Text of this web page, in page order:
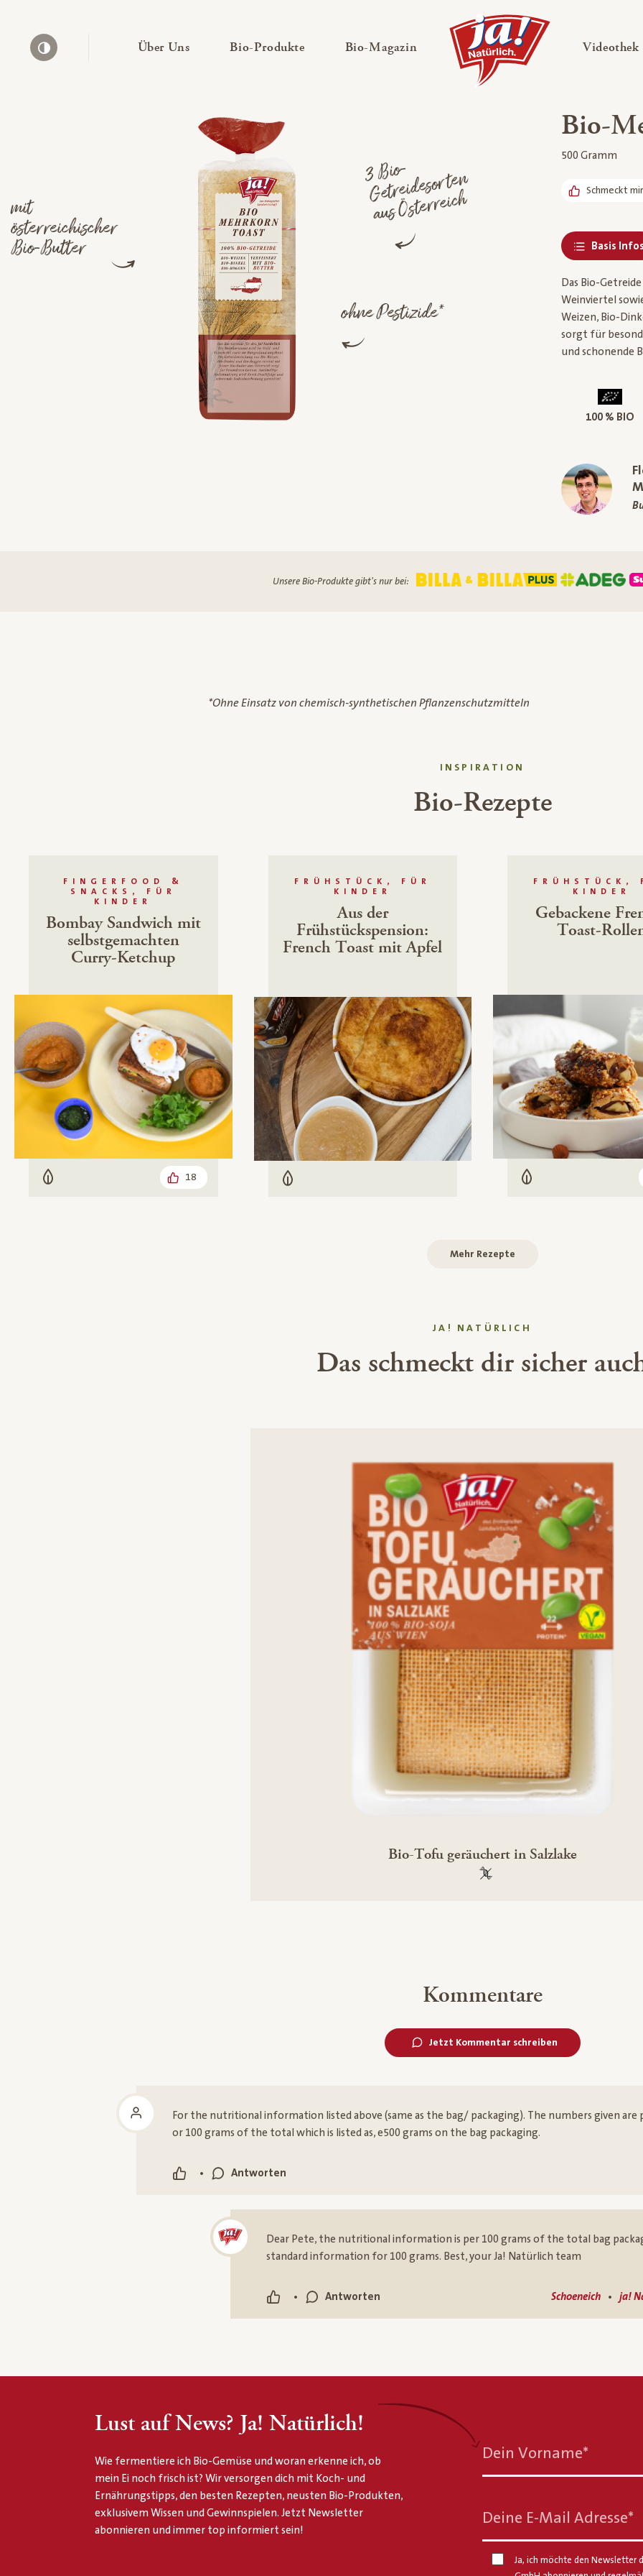
Über Uns— Untermenü ausklappen
Bio-Produkte— Untermenü ausklappen
Bio-Magazin — Untermenü ausklappen Videothek
mit
österreichischer
Bio-Butter
3
Bio-
Getrei
deso
rte
n
a
us
Österreic
h
ohne Pestizide*
Bio-
500 Gramm
Schmeckt
Basis
Das Bio-
Weinviertel
Weizen, Bio-
sorgt für
und schonende
100 % BIO
Unsere Bio-Produkte gibt's nur bei:
*Ohne Einsatz von chemisch-synthetischen Pflanzenschutzmitteln
INSPIRATION
Bio-Rezepte
FINGERFOOD &
SNACKS, FÜR
KINDER
Bombay Sandwich mit
selbstgemachten
Curry-Ketchup
Vegetarisch 18
FRÜHSTÜCK, FÜR
KINDER
Aus der
Frühstückspension:
French Toast mit Apfel
Vegetarisch
FRÜHSTÜCK,
KINDER
Gebackene
Toast-
Vegetarisch
Mehr Rezepte
JA! NATÜRLICH
Das schmeckt dir sicher
Bio-Tofu geräuchert in Salzlake
100 % gentechnikfrei
Kommentare
Jetzt Kommentar schreiben
For the nutritional information listed above (same as the bag/ packaging). The numbers given are
or 100 grams of the total which is listed as, e500 grams on the bag packaging.
• Antworten
Dear Pete, the nutritional information is per 100 grams of the total bag
standard information for 100 grams. Best, your Ja! Natürlich team
• Antworten Schoeneich • ja!
Lust auf News? Ja! Natürlich!
Wie fermentiere ich Bio-Gemüse und woran erkenne ich, ob
mein Ei noch frisch ist? Wir versorgen dich mit Koch- und
Ernährungstipps, den besten Rezepten, neusten Bio-Produkten,
exklusivem Wissen und Gewinnspielen. Jetzt Newsletter
abonnieren und immer top informiert sein!
Dein Vorname*
Deine E-Mail Adresse*
Ja, ich möchte den Newsletter